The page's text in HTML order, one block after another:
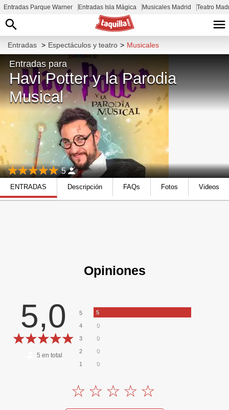
Entradas Parque Warner Entradas Isla Mágica Musicales Madrid Teatro
Entradas > Espectáculos y teatro > Musicales
Entradas para
Havi Potter y la Parodia
Musical
5
ENTRADAS Descripción FAQs Fotos Videos
Opiniones
5,0
5 en total
5 5
4 0
3 0
2 0
1 0